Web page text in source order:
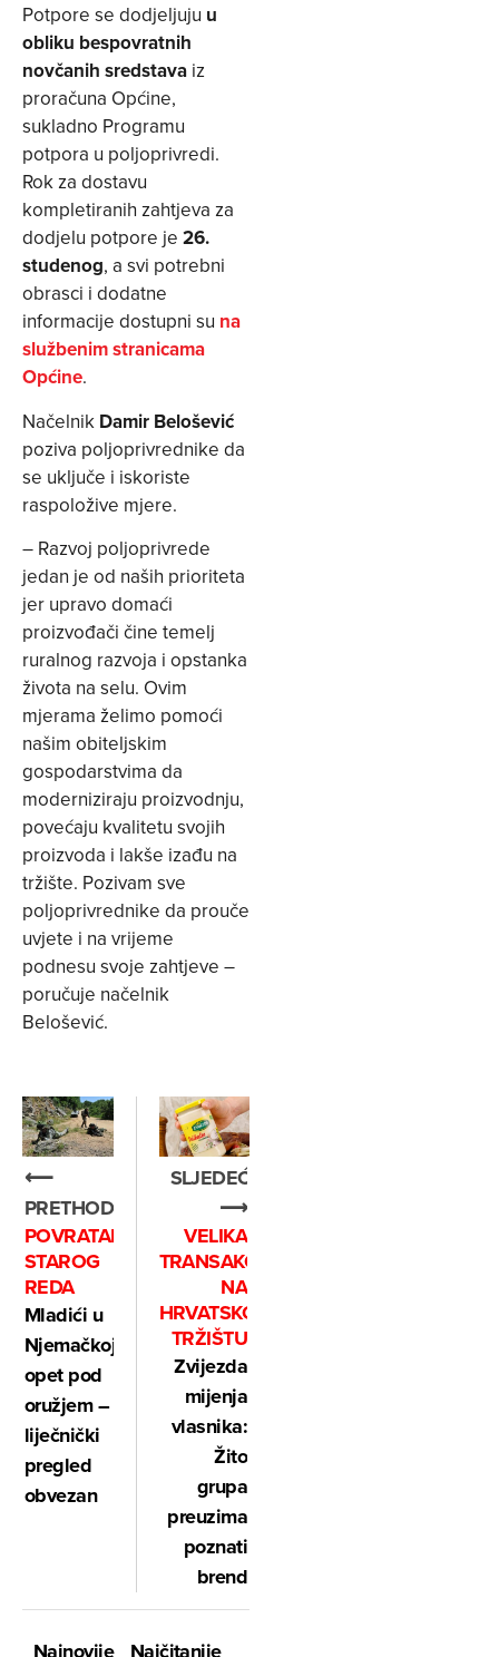
Potpore se dodjeljuju u
obliku bespovratnih
novčanih sredstava iz
proračuna Općine,
sukladno Programu
potpora u poljoprivredi.
Rok za dostavu
kompletiranih zahtjeva za
dodjelu potpore je 26.
studenog, a svi potrebni
obrasci i dodatne
informacije dostupni su na
službenim stranicama
Općine.
Načelnik Damir Belošević
poziva poljoprivrednike da
se uključe i iskoriste
raspoložive mjere.
– Razvoj poljoprivrede
jedan je od naših prioriteta
jer upravo domaći
proizvođači čine temelj
ruralnog razvoja i opstanka
života na selu. Ovim
mjerama želimo pomoći
našim obiteljskim
gospodarstvima da
moderniziraju proizvodnju,
povećaju kvalitetu svojih
proizvoda i lakše izađu na
tržište. Pozivam sve
poljoprivrednike da prouče
uvjete i na vrijeme
podnesu svoje zahtjeve –
poručuje načelnik
Belošević.
⟵
PRETHODNO
POVRATAK
STAROG
REDA
Mladići u
Njemačkoj
opet pod
oružjem –
liječnički
pregled
obvezan
SLJEDEĆE
⟶
VELIKA
TRANSAKCIJA
NA
HRVATSKOM
TRŽIŠTU
Zvijezda
mijenja
vlasnika:
Žito
grupa
preuzima
poznati
brend